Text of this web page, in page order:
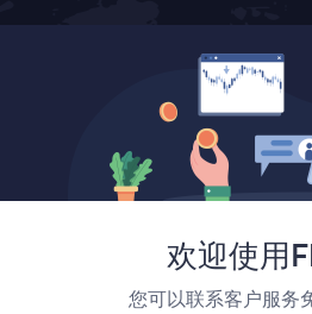
覆
法国
欢迎使用
您可以联系客户服务